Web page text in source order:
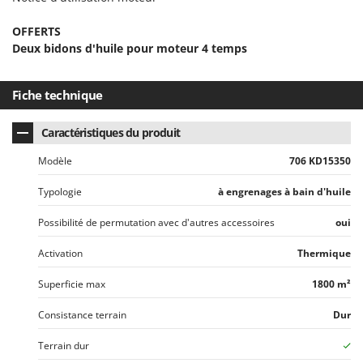
OFFERTS
Deux bidons d'huile pour moteur 4 temps
Fiche technique
Caractéristiques du produit
Modèle 706 KD15350
Typologie à engrenages à bain d'huile
Possibilité de permutation avec d'autres accessoires oui
Activation Thermique
Superficie max 1800 m²
Consistance terrain Dur
Terrain dur